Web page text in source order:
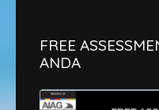
FREE
ANDA